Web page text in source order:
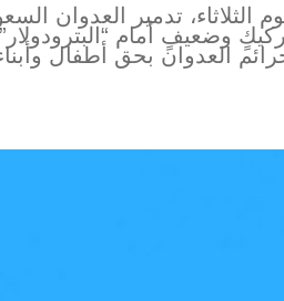
الثلاثاء، تدمير العدوان
وضعيفٍ أمام
العدوان بحق أطفال